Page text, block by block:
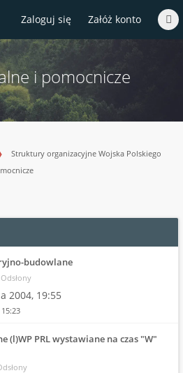
Zaloguj się Załóż konto
i pomocnicze
Struktury organizacyjne Wojska Polskiego
budowlane
2004, 19:55
(l)WP PRL wystawiane na czas "W"